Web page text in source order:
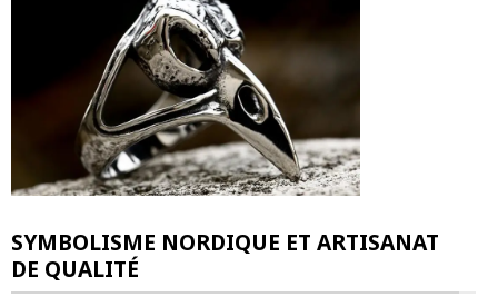
SYMBOLISME NORDIQUE ET ARTISANAT
DE QUALITÉ